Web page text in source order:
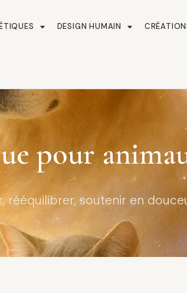
DESIGN HUMAIN
pour
rééquilibrer, soutenir en